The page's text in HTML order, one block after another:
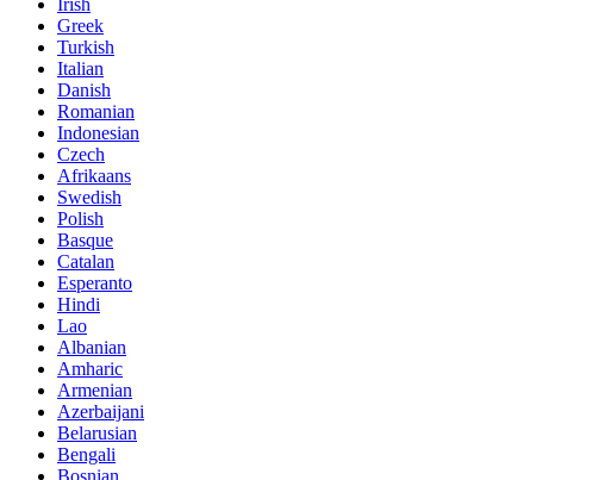
Irish
Greek
Turkish
Italian
Danish
Romanian
Indonesian
Czech
Afrikaans
Swedish
Polish
Basque
Catalan
Esperanto
Hindi
Lao
Albanian
Amharic
Armenian
Azerbaijani
Belarusian
Bengali
Bosnian